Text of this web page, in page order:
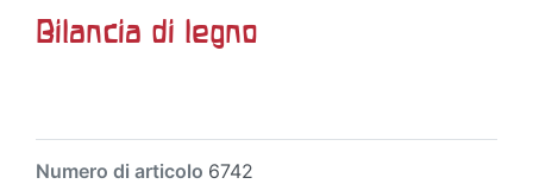
Bilancia di legno
Numero di articolo 6742